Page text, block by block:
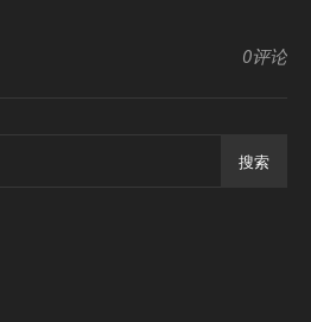
0评论
搜索